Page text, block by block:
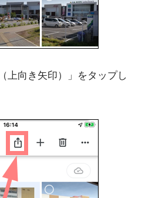
上向き矢印）」をタップし